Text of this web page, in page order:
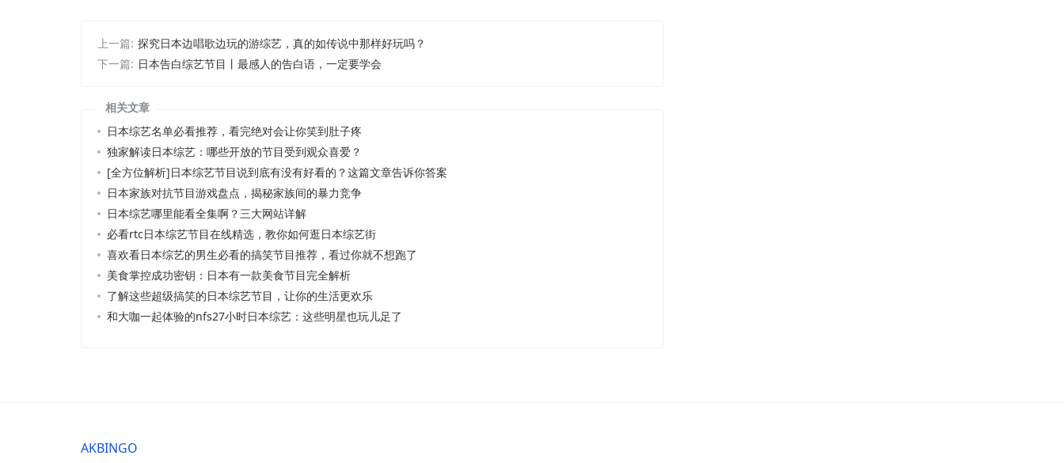
上一篇: 探究日本边唱歌边玩的游综艺，真的如传说中那样好玩吗？
下一篇: 日本告白综艺节目丨最感人的告白语，一定要学会
相关文章
日本综艺名单必看推荐，看完绝对会让你笑到肚子疼
独家解读日本综艺：哪些开放的节目受到观众喜爱？
[全方位解析]日本综艺节目说到底有没有好看的？这篇文章告诉你答案
日本家族对抗节目游戏盘点，揭秘家族间的暴力竞争
日本综艺哪里能看全集啊？三大网站详解
必看rtc日本综艺节目在线精选，教你如何逛日本综艺街
喜欢看日本综艺的男生必看的搞笑节目推荐，看过你就不想跑了
美食掌控成功密钥：日本有一款美食节目完全解析
了解这些超级搞笑的日本综艺节目，让你的生活更欢乐
和大咖一起体验的nfs27小时日本综艺：这些明星也玩儿足了
AKBINGO